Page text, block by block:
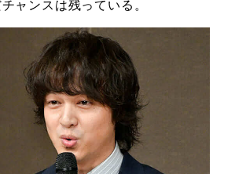
ャンスは残っている。